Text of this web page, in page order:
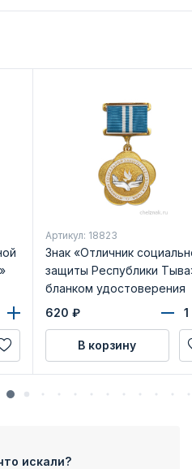
Артикул: 18823
Знак «Отличник
защиты Республики
бланком удостоверения
620 ₽
В корзину
искали?